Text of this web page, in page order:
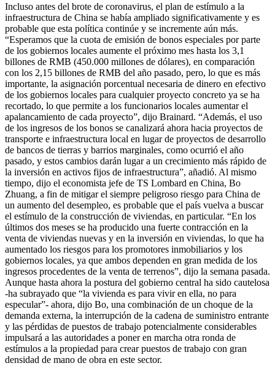
Incluso antes del brote de coronavirus, el plan de estímulo a la
infraestructura de China se había ampliado significativamente y es
probable que esta política continúe y se incremente aún más.
“Esperamos que la cuota de emisión de bonos especiales por parte
de los gobiernos locales aumente el próximo mes hasta los 3,1
billones de RMB (450.000 millones de dólares), en comparación
con los 2,15 billones de RMB del año pasado, pero, lo que es más
importante, la asignación porcentual necesaria de dinero en efectivo
de los gobiernos locales para cualquier proyecto concreto ya se ha
recortado, lo que permite a los funcionarios locales aumentar el
apalancamiento de cada proyecto”, dijo Brainard. “Además, el uso
de los ingresos de los bonos se canalizará ahora hacia proyectos de
transporte e infraestructura local en lugar de proyectos de desarrollo
de bancos de tierras y barrios marginales, como ocurrió el año
pasado, y estos cambios darán lugar a un crecimiento más rápido de
la inversión en activos fijos de infraestructura”, añadió. Al mismo
tiempo, dijo el economista jefe de TS Lombard en China, Bo
Zhuang, a fin de mitigar el siempre peligroso riesgo para China de
un aumento del desempleo, es probable que el país vuelva a buscar
el estímulo de la construcción de viviendas, en particular. “En los
últimos dos meses se ha producido una fuerte contracción en la
venta de viviendas nuevas y en la inversión en viviendas, lo que ha
aumentado los riesgos para los promotores inmobiliarios y los
gobiernos locales, ya que ambos dependen en gran medida de los
ingresos procedentes de la venta de terrenos”, dijo la semana pasada.
Aunque hasta ahora la postura del gobierno central ha sido cautelosa
-ha subrayado que “la vivienda es para vivir en ella, no para
especular”- ahora, dijo Bo, una combinación de un choque de la
demanda externa, la interrupción de la cadena de suministro entrante
y las pérdidas de puestos de trabajo potencialmente considerables
impulsará a las autoridades a poner en marcha otra ronda de
estímulos a la propiedad para crear puestos de trabajo con gran
densidad de mano de obra en este sector.